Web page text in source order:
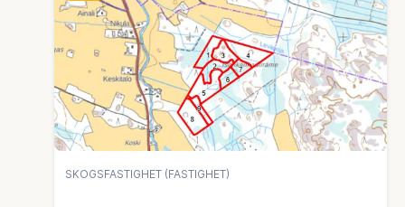
SKOGSFASTIGHET (FASTIGHET)